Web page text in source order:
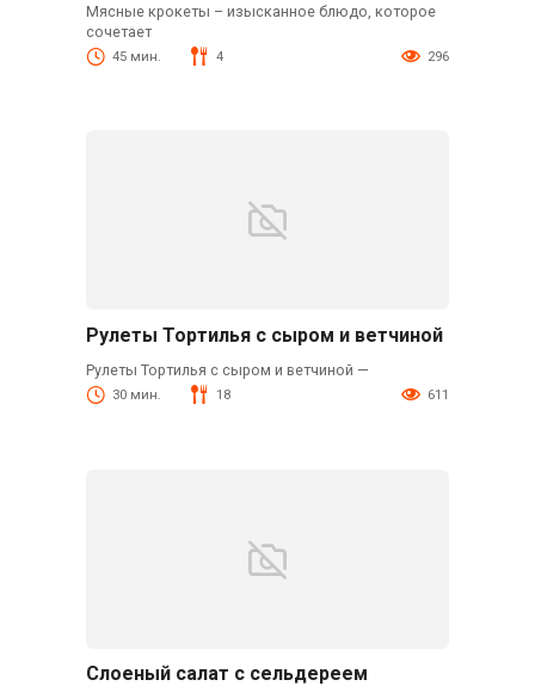
Мясные крокеты – изысканное блюдо, которое
сочетает
45 мин. 4 296
Рулеты Тортилья с сыром и ветчиной
Рулеты Тортилья с сыром и ветчиной —
30 мин. 18 611
Слоеный салат с сельдереем